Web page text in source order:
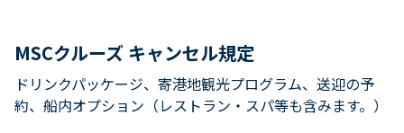
MSCクルーズ キャンセル規定
ドリンクパッケージ、寄港地観光プログラム、送迎の予
約、船内オプション（レストラン・スパ等も含みます。）